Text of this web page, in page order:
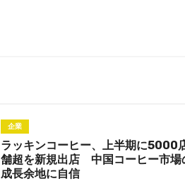
企業
ラッキンコーヒー、上半期に5000
舗超を新規出店 中国コーヒー市場
成長余地に自信